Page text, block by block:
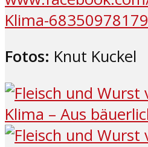
Klima-
Fotos: Knut Kuckel